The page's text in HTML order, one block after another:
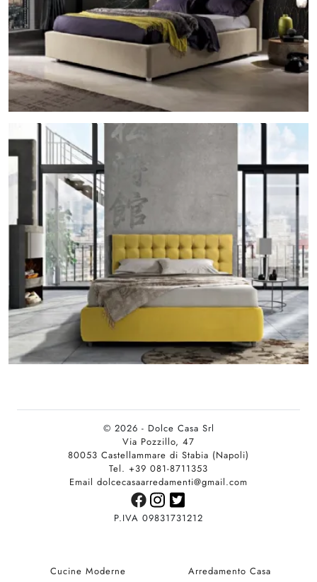
© 2026 - Dolce Casa Srl
Via Pozzillo, 47
80053 Castellammare di Stabia (Napoli)
Tel. +39 081-8711353
Email dolcecasaarredamenti@gmail.com
P.IVA 09831731212
Cucine Moderne Arredamento Casa